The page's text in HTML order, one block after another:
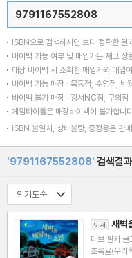
ISBN으로 검색하시면 보다 정확한 결
바이백 가능 여부 및 매입가는 재고 상
매장 바이백 시 조회한 매입가와 매입
바이백 가능 매장 : 목동점, 수영점, 반
바이백 불가 매장 : 강서NC점, 구의점
게임타이틀은 매장바이백이 불가합니
ISBN 불일치, 상태불량, 증정용은 판
'9791167552808' 검색결과
도서 새벽
대브 필키
초록귤(우리